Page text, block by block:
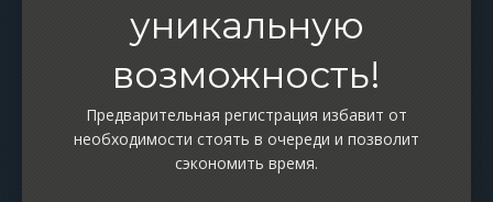
уникальную
возможность!
Предварительная регистрация избавит от
необходимости стоять в очереди и позволит
сэкономить время.